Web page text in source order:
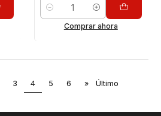
Cantidad
Comprar ahora
3 4 5 6 » Último